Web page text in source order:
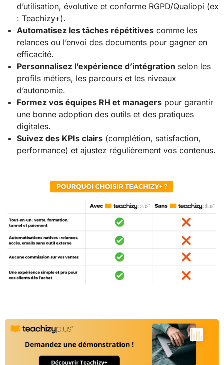
d’utilisation, évolutive et conforme RGPD/Qualiopi (ex
: Teachizy+).
Automatisez les tâches répétitives comme les
relances ou l’envoi des documents pour gagner en
efficacité.
Personnalisez l’expérience d’intégration selon les
profils métiers, les parcours et les niveaux
d’autonomie.
Formez vos équipes RH et managers pour garantir
une bonne adoption des outils et des pratiques
digitales.
Suivez des KPIs clairs (complétion, satisfaction,
performance) et ajustez régulièrement vos contenus.